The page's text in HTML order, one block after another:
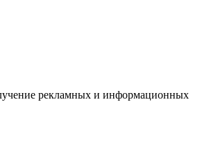
рекламных и информационных